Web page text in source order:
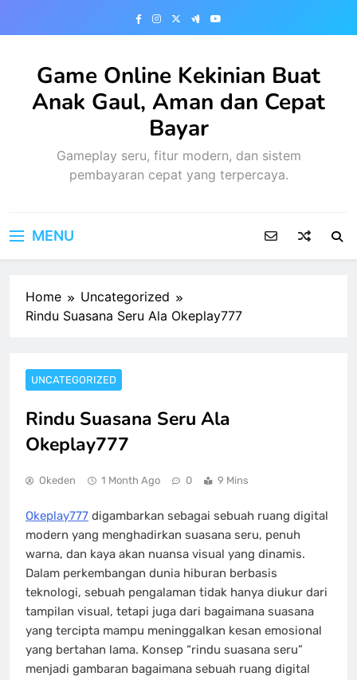
Game Online Kekinian Buat
Anak Gaul, Aman dan Cepat
Bayar
Gameplay seru, fitur modern, dan sistem
pembayaran cepat yang terpercaya.
MENU
Home
Uncategorized
Rindu Suasana Seru Ala Okeplay777
UNCATEGORIZED
Rindu Suasana Seru Ala
Okeplay777
Okeden 1 Month Ago 0 9 Mins
Okeplay777 digambarkan sebagai sebuah ruang digital
modern yang menghadirkan suasana seru, penuh
warna, dan kaya akan nuansa visual yang dinamis.
Dalam perkembangan dunia hiburan berbasis
teknologi, sebuah pengalaman tidak hanya diukur dari
tampilan visual, tetapi juga dari bagaimana suasana
yang tercipta mampu meninggalkan kesan emosional
yang bertahan lama. Konsep “rindu suasana seru”
menjadi gambaran bagaimana sebuah ruang digital